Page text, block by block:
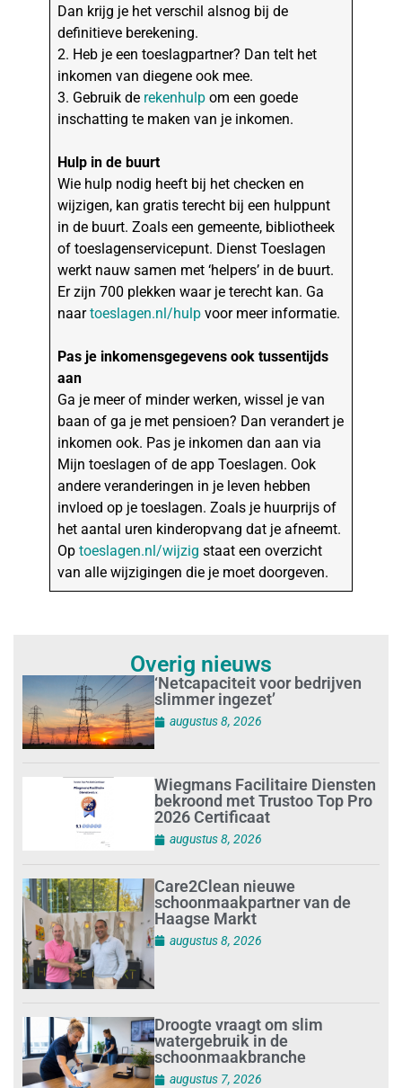
Dan krijg je het verschil alsnog bij de
definitieve berekening.
2. Heb je een toeslagpartner? Dan telt het
inkomen van diegene ook mee.
3. Gebruik de rekenhulp om een goede
inschatting te maken van je inkomen.
Hulp in de buurt
Wie hulp nodig heeft bij het checken en
wijzigen, kan gratis terecht bij een hulppunt
in de buurt. Zoals een gemeente, bibliotheek
of toeslagenservicepunt. Dienst Toeslagen
werkt nauw samen met ‘helpers’ in de buurt.
Er zijn 700 plekken waar je terecht kan. Ga
naartoeslagen.nl/hulp voor meer informatie.
Pas je inkomensgegevens ook tussentijds
aan
Ga je meer of minder werken, wissel je van
baan of ga je met pensioen? Dan verandert je
inkomen ook. Pas je inkomen dan aan via
Mijn toeslagen of de app Toeslagen. Ook
andere veranderingen in je leven hebben
invloed op je toeslagen. Zoals je huurprijs of
het aantal uren kinderopvang dat je afneemt.
Optoeslagen.nl/wijzig staat een overzicht
van alle wijzigingen die je moet doorgeven.
Overig nieuws
‘Netcapaciteit voor bedrijven
slimmer ingezet’
augustus 8, 2026
Wiegmans Facilitaire Diensten
bekroond met Trustoo Top Pro
2026 Certificaat
augustus 8, 2026
Care2Clean nieuwe
schoonmaakpartner van de
Haagse Markt
augustus 8, 2026
Droogte vraagt om slim
watergebruik in de
schoonmaakbranche
augustus 7, 2026